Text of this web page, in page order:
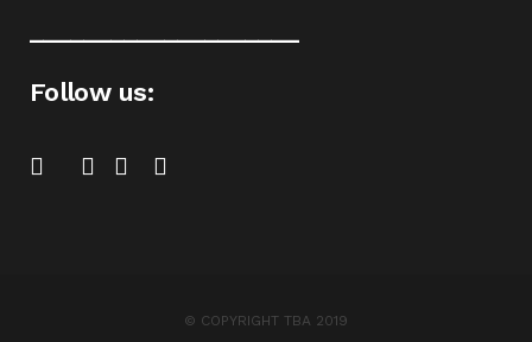
Follow us:
© COPYRIGHT TBA 2019